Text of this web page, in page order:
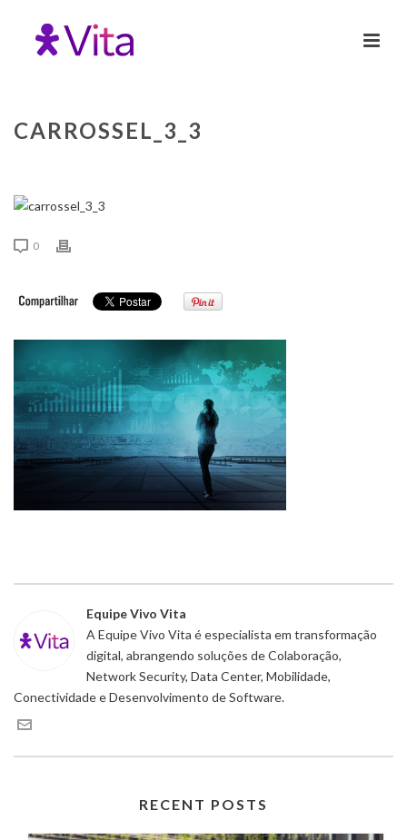
CARROSSEL_3_3
0
Equipe Vivo Vita
A Equipe Vivo Vita é especialista em transformação
digital, abrangendo soluções de Colaboração,
Network Security, Data Center, Mobilidade,
Conectividade e Desenvolvimento de Software.
RECENT POSTS